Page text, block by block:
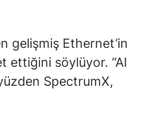
gelişmiş Ethernet’in
ettiğini söylüyor. “AI
SpectrumX,